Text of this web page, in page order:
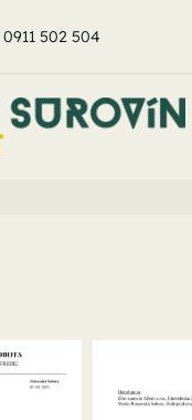
0911 502 504